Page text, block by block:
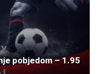
pobjedom – 1.95